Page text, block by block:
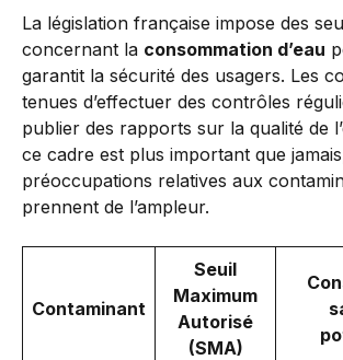
La législation française impose des
concernant la consommation d’eau
garantit la sécurité des usagers. Les
tenues d’effectuer des contrôles
publier des rapports sur la qualité de
ce cadre est plus important que
préoccupations relatives aux
prennent de l’ampleur.
Contaminant
Seuil
Maximum
Autorisé
(SMA)